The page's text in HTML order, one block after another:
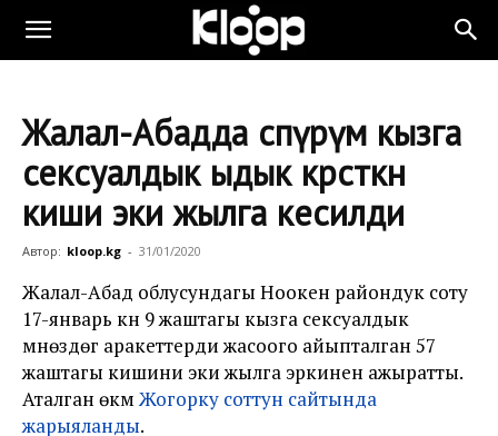
Жалал-Абадда өспүрүм кызга
сексуалдык ыдык көрсөткөн
киши эки жылга кесилди
Автор: kloop.kg - 31/01/2020
Жалал-Абад облусундагы Ноокен райондук соту
17-январь күнү 9 жаштагы кызга сексуалдык
мүнөздөгү аракеттерди жасоого айыпталган 57
жаштагы кишини эки жылга эркинен ажыратты.
Аталган өкүмЖогорку соттун сайтында
жарыяланды.